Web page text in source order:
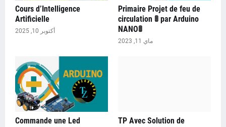
Cours d’Intelligence
Artificielle
أكتوبر 10, 2025
Primaire Projet de feu de
circulation 🚦 par Arduino
NANO🚦
ماي 11, 2023
Commande une Led
TP Avec Solution de